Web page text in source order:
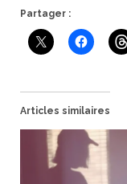
Partager :
Articles similaires